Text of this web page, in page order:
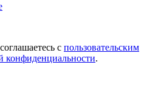
с пользовательским
конфиденциальности.